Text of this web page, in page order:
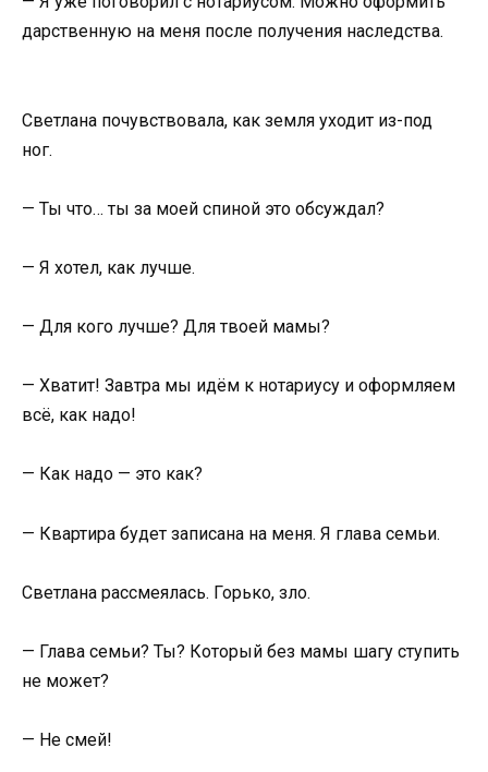
дарственную на меня после получения наследства.
Светлана почувствовала, как земля уходит из-под
ног.
— Ты что… ты за моей спиной это обсуждал?
— Я хотел, как лучше.
— Для кого лучше? Для твоей мамы?
— Хватит! Завтра мы идём к нотариусу и оформляем
всё, как надо!
— Как надо — это как?
— Квартира будет записана на меня. Я глава семьи.
Светлана рассмеялась. Горько, зло.
— Глава семьи? Ты? Который без мамы шагу ступить
не может?
— Не смей!